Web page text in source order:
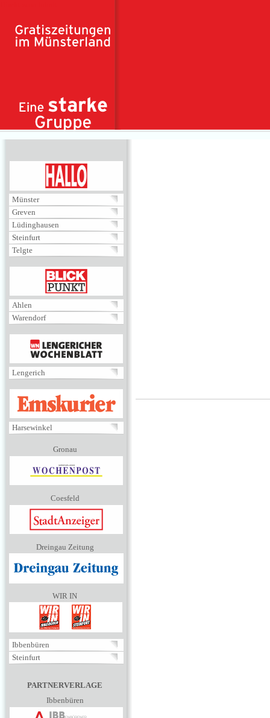
Münster
Greven
Lüdinghausen
Steinfurt
Telgte
BLICKPUNKT
Ahlen
Warendorf
MENÜ
Lengerich
EMSKURIER
Harsewinkel
Gronau
Coesfeld
Dreingau Zeitung
WIR IN
Ibbenbüren
Steinfurt
PARTNERVERLAGE
Ibbenbüren